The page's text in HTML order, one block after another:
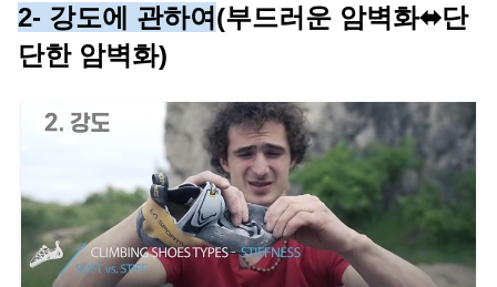
2- 강도에 관하여 (부드러운 암벽화⬌단
단한 암벽화)